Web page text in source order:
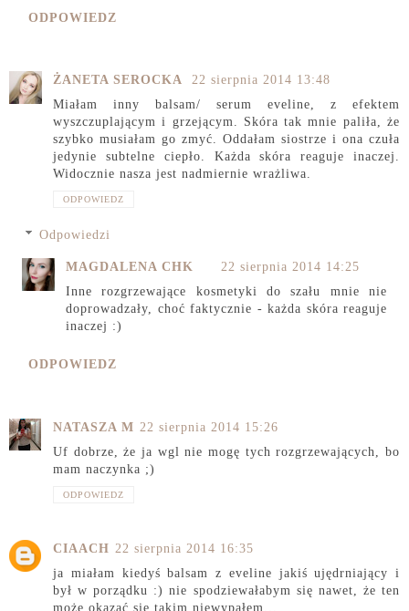
ODPOWIEDZ
ŻANETA SEROCKA
22 sierpnia 2014 13:48
Miałam inny balsam/ serum eveline, z efektem
wyszczuplającym i grzejącym. Skóra tak mnie paliła, że
szybko musiałam go zmyć. Oddałam siostrze i ona czuła
jedynie subtelne ciepło. Każda skóra reaguje inaczej.
Widocznie nasza jest nadmiernie wrażliwa.
ODPOWIEDZ
Odpowiedzi
MAGDALENA CHK
22 sierpnia 2014 14:25
Inne rozgrzewające kosmetyki do szału mnie nie
doprowadzały, choć faktycznie - każda skóra reaguje
inaczej :)
ODPOWIEDZ
NATASZA M 22 sierpnia 2014 15:26
Uf dobrze, że ja wgl nie mogę tych rozgrzewających, bo
mam naczynka ;)
ODPOWIEDZ
CIAACH 22 sierpnia 2014 16:35
ja miałam kiedyś balsam z eveline jakiś ujędrniający i
był w porządku :) nie spodziewałabym się nawet, że ten
może okazać się takim niewypałem...